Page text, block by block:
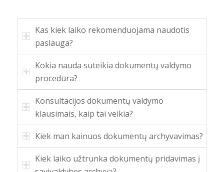
Kas kiek laiko rekomenduojama naudotis
paslauga?
Kokia nauda suteikia dokumentų valdymo
procedūra?
Konsultacijos dokumentų valdymo
klausimais, kaip tai veikia?
Kiek man kainuos dokumentų archyvavimas?
Kiek laiko užtrunka dokumentų pridavimas į